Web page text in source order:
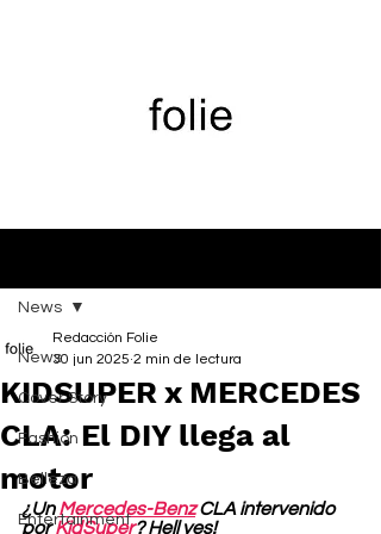
News
Cover Story
Fashion
Belleza
Entertainment
News
KIDSUPER x MERCEDES
CLA: El DIY llega al
motor
Redacción Folie
30 jun 2025 2 min de lectura
¿Un Mercedes-Benz CLA intervenido
por KidSuper? Hell yes!